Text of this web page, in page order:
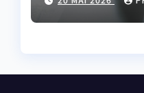
nevoie de